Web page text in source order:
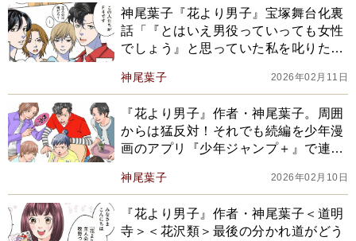
神尾葉子『花より男子』宝塚舞台化裏
話「『とはいえ男役っていっても女性
でしょう』と思っていた私を叱りた
神尾葉子 2026年02月11日
『花より男子』作者・神尾葉子。周囲
からは猛反対！それでも続編を少年漫
画のアプリ『少年ジャンプ＋』で連載
神尾葉子 2026年02月10日
『花より男子』作者・神尾葉子＜道明
寺＞＜花沢類＞最後の分かれ道がどう